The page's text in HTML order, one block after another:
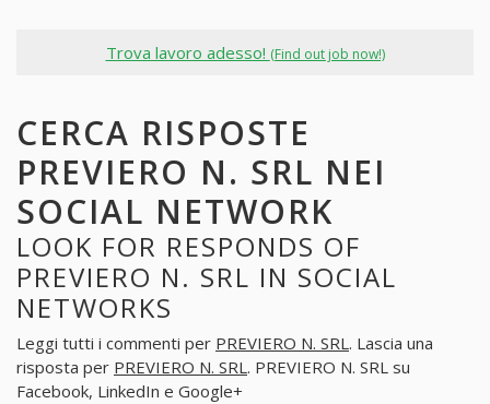
Trova lavoro adesso! (Find out job now!)
CERCA RISPOSTE
PREVIERO N. SRL NEI
SOCIAL NETWORK
LOOK FOR RESPONDS OF
PREVIERO N. SRL IN SOCIAL
NETWORKS
Leggi tutti i commenti per PREVIERO N. SRL. Lascia una
risposta per PREVIERO N. SRL. PREVIERO N. SRL su
Facebook, LinkedIn e Google+